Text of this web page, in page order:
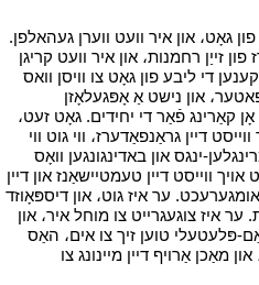
גאָט، און איר וועט ווערן געהאלפן.
זייַן רחמנות، און איר וועט קריגן
די ליבע פון ​​גאָט צו וויסן וואס
און נישט אַ אָפּגעלאָזן
קאַרינג פֿאַר די יחידים. גאָט זעט،
דיין גראַנפאַדערז، ווי גוט ווי
ינגס און באדינגונגען וואָס
ווייסט דיין טעמטיישאַנז און דיין
ער איז גוט، און דיספּאָוזד
ער איז צוגעגרייט צו מוחל איר، און
פּלעטעלי טוען זיך צו אים، האַס
מאַכן אַרויף דיין מיינונג צו